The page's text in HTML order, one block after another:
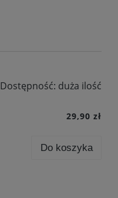
Dostępność: duża ilość
29,90 zł
Do koszyka